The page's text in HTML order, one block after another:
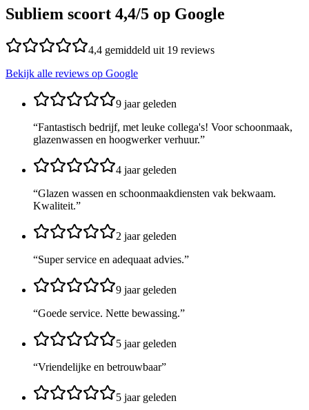
Subliem scoort 4,4/5 op Google
4,4 gemiddeld uit 19 reviews
Bekijk alle reviews op Google
9 jaar geleden
“Fantastisch bedrijf, met leuke collega's! Voor schoonmaak,
glazenwassen en hoogwerker verhuur.”
4 jaar geleden
“Glazen wassen en schoonmaakdiensten vak bekwaam.
Kwaliteit.”
2 jaar geleden
“Super service en adequaat advies.”
9 jaar geleden
“Goede service. Nette bewassing.”
5 jaar geleden
“Vriendelijke en betrouwbaar”
5 jaar geleden